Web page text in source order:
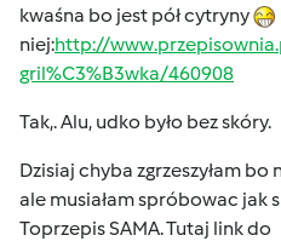
kwaśna bo jest pół cytryny
niej:http://
gril%C3%B3wka/460908
Tak,. Alu, udko było bez skóry.
Dzisiaj chyba zgrzeszyłam bo
ale musiałam spróbowac jak
Toprzepis SAMA. Tutaj link do